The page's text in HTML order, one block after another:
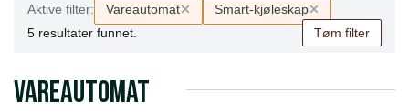
Aktive filter: Vareautomat
Smart-kjøleskap
5 resultater funnet. Tøm filter
Vareautomat